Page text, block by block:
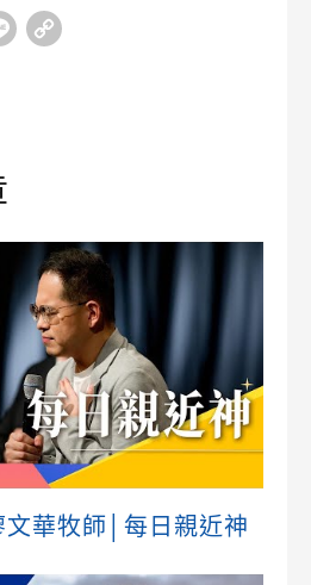
Line
華牧師│每日親近神